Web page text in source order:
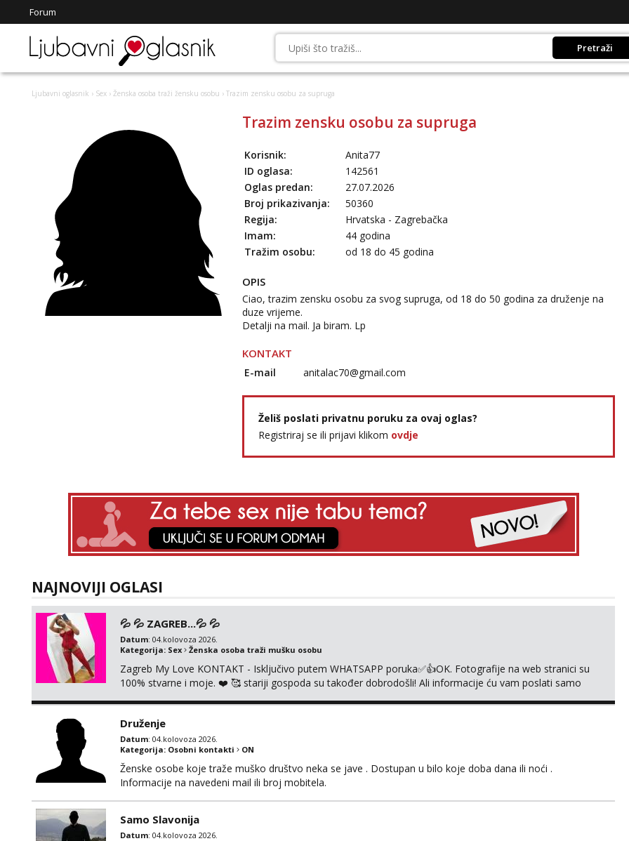
Forum
Pretraži
Ljubavni oglasnik › Sex › Ženska osoba traži žensku osobu › Trazim zensku osobu za supruga
Trazim zensku osobu za supruga
Korisnik:
Anita77
ID oglasa:
142561
Oglas predan:
27.07.2026
Broj prikazivanja:
50360
Regija:
Hrvatska - Zagrebačka
Imam:
44 godina
Tražim osobu:
od 18 do 45 godina
OPIS
Ciao, trazim zensku osobu za svog supruga, od 18 do 50 godina za druženje na
duze vrijeme.
Detalji na mail. Ja biram. Lp
KONTAKT
E-mail anitalac70@gmail.com
Želiš poslati privatnu poruku za ovaj oglas?
Registriraj se ili prijavi klikom ovdje
NAJNOVIJI OGLASI
💦 💦 ZAGREB...💦 💦
Datum: 04.kolovoza 2026.
Kategorija: Sex Ženska osoba traži mušku osobu
Zagreb My Love KONTAKT - Isključivo putem WHATSAPP poruka✅️👍OK. Fotografije na web stranici su
100% stvarne i moje. ❤️ 🥰 stariji gospoda su također dobrodošli! Ali informacije ću vam poslati samo
Druženje
Datum: 04.kolovoza 2026.
Kategorija: Osobni kontakti ON
Ženske osobe koje traže muško društvo neka se jave . Dostupan u bilo koje doba dana ili noći .
Informacije na navedeni mail ili broj mobitela.
Samo Slavonija
Datum: 04.kolovoza 2026.